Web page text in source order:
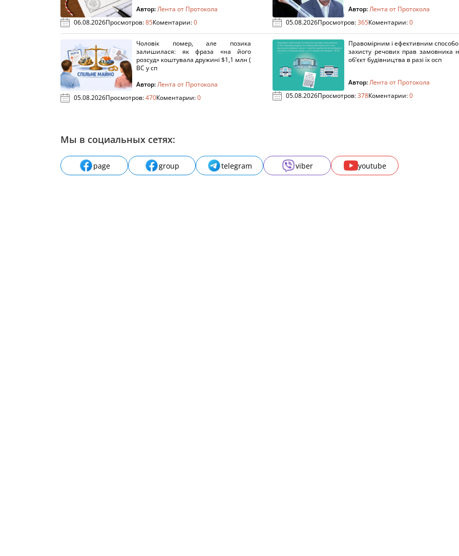
Автор:Лента от Протокола
06.08.2026Просмотров:85Коментарии:0
Автор:Лента от Протокола
05.08.2026Просмотров:365Коментарии:0
Чоловік помер, але позика
залишилася: як фраза «на його
розсуд» коштувала дружині $1,1 млн (
ВС у сп
Автор:Лента от Протокола
05.08.2026Просмотров:470Коментарии:0
Правомірним і ефективним
захисту речових прав замовника
об’єкт будівництва в разі їх осп
Автор:Лента от Протокола
05.08.2026Просмотров:378Коментарии:0
Мы в социальных сетях:
page group telegram viber youtube